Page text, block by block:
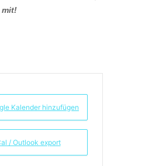
mit!
Kalender hinzufügen
/ Outlook export